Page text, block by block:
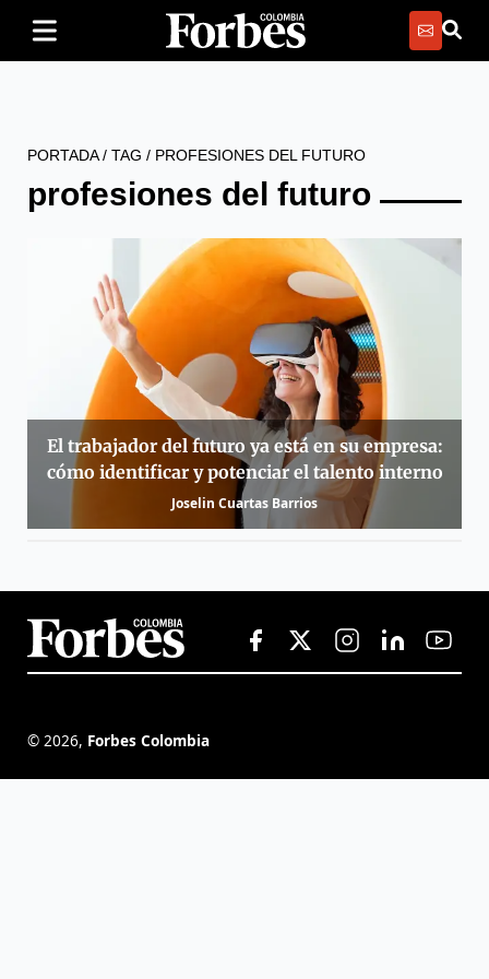
PORTADA/ TAG / PROFESIONES DEL FUTURO
profesiones del futuro
El trabajador del futuro ya está en su empresa:
cómo identificar y potenciar el talento interno
Joselin Cuartas Barrios
© 2026, Forbes Colombia